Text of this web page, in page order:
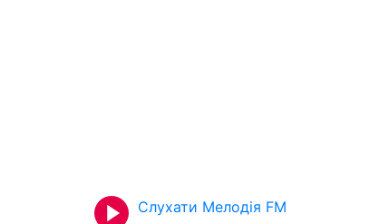
Слухати Мелодія FM